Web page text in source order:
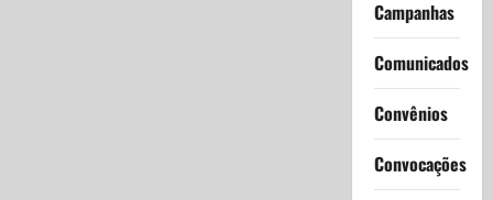
Campanhas
Comunicados
Convênios
Convocações